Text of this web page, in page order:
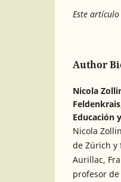
Este
Author
Nicola
Educación
Nicola
de Zúrich y
Aurillac,
profesor